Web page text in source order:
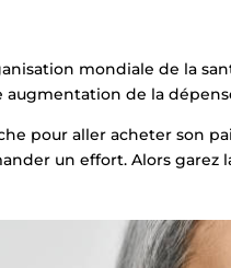
mondiale de la
augmentation de la
pour aller acheter son
un effort. Alors garez